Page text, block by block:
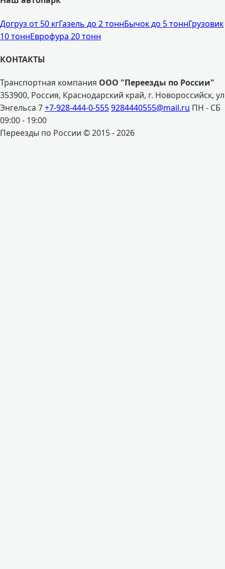
Догруз от 50 кгГазель до 2 тоннБычок до 5 тоннГрузовик
10 тоннЕврофура 20 тонн
КОНТАКТЫ
Транспортная компания ООО "Переезды по России"
353900, Россия, Краснодарский край, г. Новороссийск, ул
Энгельса 7+7-928-444-0-5559284440555@mail.ru ПН - СБ
09:00 - 19:00
Переезды по России © 2015 - 2026